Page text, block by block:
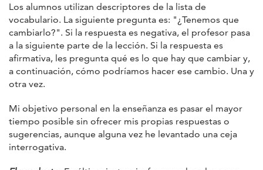
Los alumnos utilizan descriptores de la lista de
vocabulario. La siguiente pregunta es: "¿Tenemos que
cambiarlo?". Si la respuesta es negativa, el profesor pasa
a la siguiente parte de la lección. Si la respuesta es
afirmativa, les pregunta qué es lo que hay que cambiar y,
a continuación, cómo podríamos hacer ese cambio. Una y
otra vez.
Mi objetivo personal en la enseñanza es pasar el mayor
tiempo posible sin ofrecer mis propias respuestas o
sugerencias, aunque alguna vez he levantado una ceja
interrogativa.